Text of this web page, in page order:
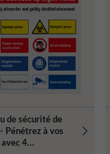
de sécurité de
Pénétrez à vos
4